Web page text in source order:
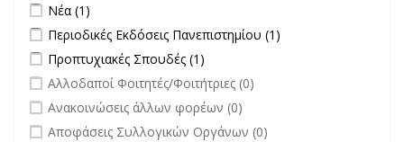
Apply Νέα filter
Νέα (1)
Apply Περιοδικές Εκδόσεις Πανεπιστημίου filter
Περιοδικές Εκδόσεις Πανεπιστημίου (1)
Apply Προπτυχιακές Σπουδές filter
Προπτυχιακές Σπουδές (1)
undefined
Αλλοδαποί Φοιτητές/Φοιτήτριες (0)
undefined
Ανακοινώσεις άλλων φορέων (0)
undefined
Αποφάσεις Συλλογικών Οργάνων (0)